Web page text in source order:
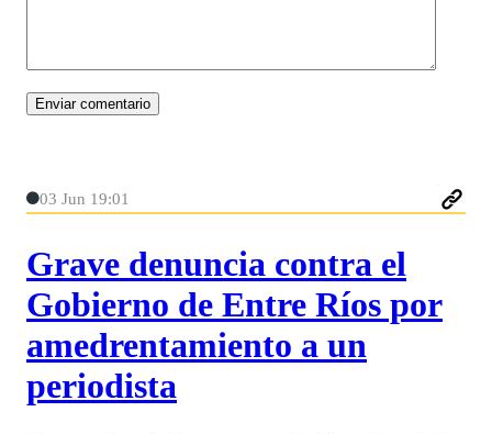
03 Jun 19:01
Grave denuncia contra el
Gobierno de Entre Ríos por
amedrentamiento a un
periodista